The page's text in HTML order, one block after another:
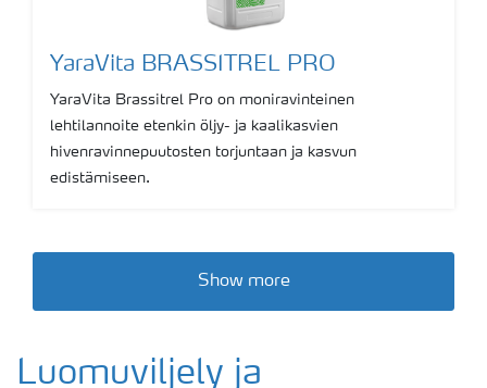
YaraVita BRASSITREL PRO
YaraVita Brassitrel Pro on moniravinteinen
lehtilannoite etenkin öljy- ja kaalikasvien
hivenravinnepuutosten torjuntaan ja kasvun
edistämiseen.
Show more
Luomuviljely ja